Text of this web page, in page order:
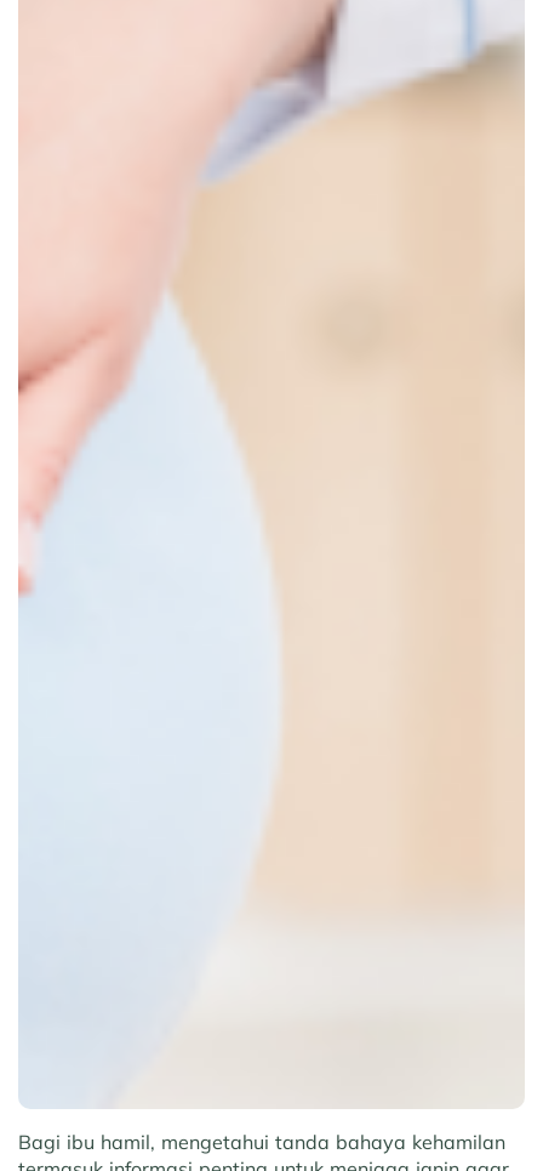
Bagi ibu hamil, mengetahui tanda bahaya kehamilan